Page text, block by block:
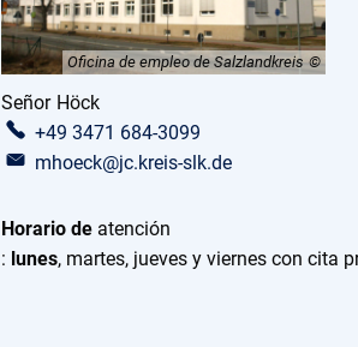
Oficina de empleo de Salzlandkreis
Señor Höck
+49 3471 684-3099
mhoeck@jc.kreis-slk.de
Horario de atención
: lunes, martes, jueves y viernes con cita